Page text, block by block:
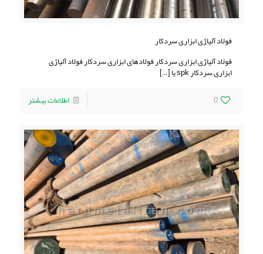
فولاد آلیاژی ابزاری سردکار
فولاد آلیاژی ابزاری سردکار فولادهای ابزاری سردکار فولاد آلیاژی
ابزاری سردکار spk یا
[…]
0
اطلاعات بیشتر